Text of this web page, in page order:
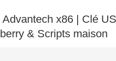
inetx86 | Clé
& Scripts maison